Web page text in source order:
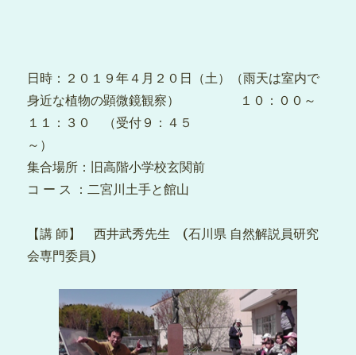
日時：２０１９年４月２０日（土）（雨天は室内で
身近な植物の顕微鏡観察） １０：００～
１１：３０ （受付９：４５
～）
集合場所：旧高階小学校玄関前
コ ー ス ：二宮川土手と館山
【講 師】 西井武秀先生 (石川県 自然解説員研究
会専門委員)